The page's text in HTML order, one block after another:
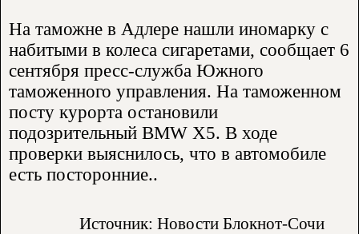
На таможне в Адлере нашли иномарку с
набитыми в колеса сигаретами, сообщает 6
сентября пресс-служба Южного
таможенного управления. На таможенном
посту курорта остановили
подозрительный BMW X5. В ходе
проверки выяснилось, что в автомобиле
есть посторонние..
Источник: Новости Блокнот-Сочи